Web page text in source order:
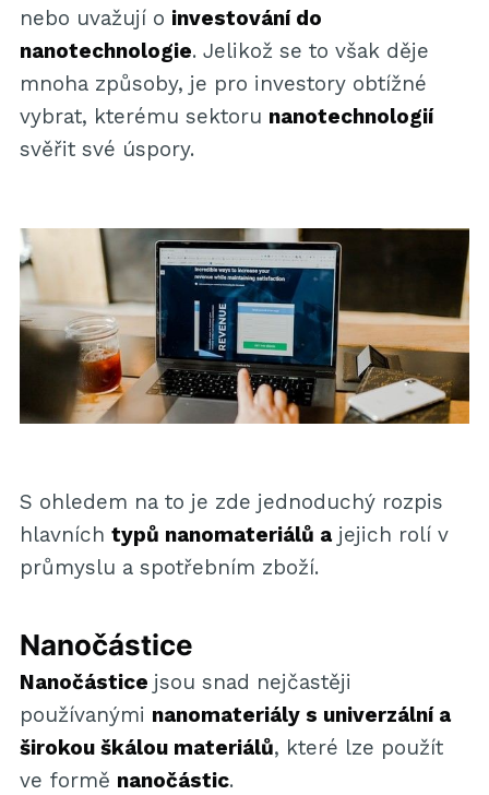
nebo uvažují o investování do
nanotechnologie. Jelikož se to však děje
mnoha způsoby, je pro investory obtížné
vybrat, kterému sektoru nanotechnologií
svěřit své úspory.
S ohledem na to je zde jednoduchý rozpis
hlavních typů nanomateriálů ajejich rolí v
průmyslu a spotřebním zboží.
Nanočástice
Nanočástice jsou snad nejčastěji
používanými nanomateriály s univerzální a
širokou škálou materiálů, které lze použít
ve formě nanočástic.